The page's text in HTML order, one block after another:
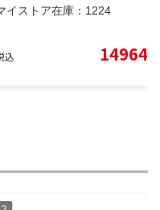
イストア在庫： 1224
込 14964